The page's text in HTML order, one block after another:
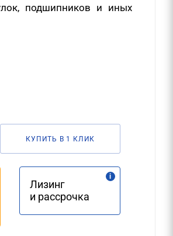
подшипников и иных
КУПИТЬ В 1 КЛИК
Лизинг
и рассрочка